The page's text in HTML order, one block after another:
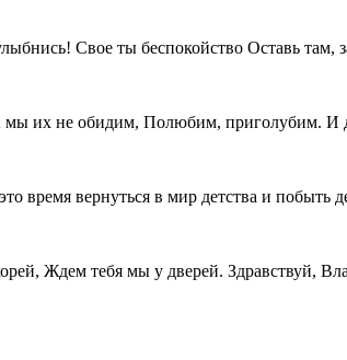
Свое ты беспокойство Оставь
мы их не обидим, Полюбим, приголубим. И
время вернуться в мир детства и побыть
Ждем тебя мы у дверей. Здравствуй,